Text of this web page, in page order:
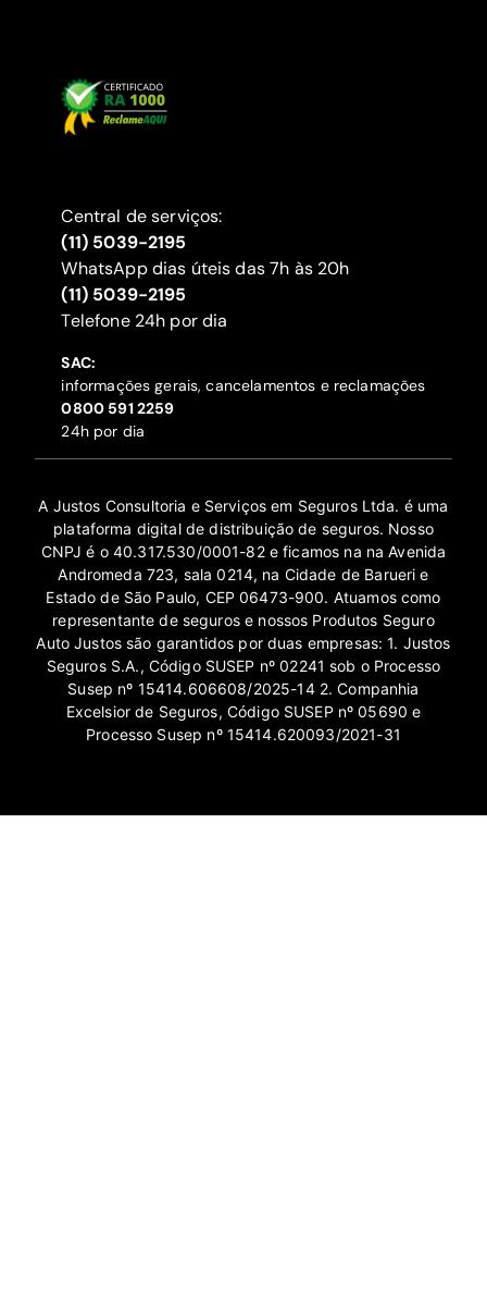
Central de serviços:
(11) 5039-2195
WhatsApp dias úteis das 7h às 20h
(11) 5039-2195
‍Telefone 24h por dia
SAC:
informações gerais, cancelamentos e reclamações
‍0800 591 2259
24h por dia
A Justos Consultoria e Serviços em Seguros Ltda. é uma
plataforma digital de distribuição de seguros. Nosso
CNPJ é o 40.317.530/0001-82 e ficamos na na Avenida
Andromeda 723, sala 0214, na Cidade de Barueri e
Estado de São Paulo, CEP 06473-900. Atuamos como
representante de seguros e nossos Produtos Seguro
Auto Justos são garantidos por duas empresas: 1. Justos
Seguros S.A., Código SUSEP nº 02241 sob o Processo
Susep nº 15414.606608/2025-14 2. Companhia
Excelsior de Seguros, Código SUSEP nº 05690 e
Processo Susep nº 15414.620093/2021-31